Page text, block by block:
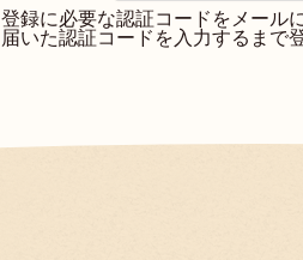
登録に必要な認証コードをメール
届いた認証コードを入力するまで